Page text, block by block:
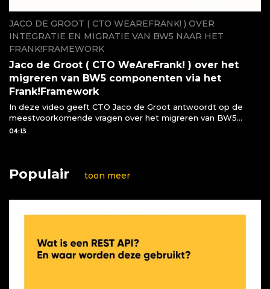
JACO DE GROOT ( CTO WEAREFRANK! ) OVER
INTEGRATIE EN MIGRATIE VAN BW5 NAAR HET
FRANK!FRAMEWORK
Jaco de Groot ( CTO WeAreFrank! ) over het
migreren van BW5 componenten via het
Frank!Framework
In deze video geeft CTO Jaco de Groot antwoordt op de
meestvoorkomende vragen over het migreren van BW5
componenten naar het Frank!Framework
04:13
Populair toon meer